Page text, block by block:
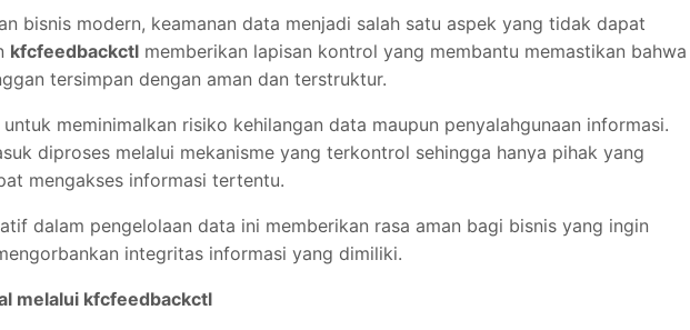
bisnis modern, keamanan data menjadi salah satu aspek yang tidak dapat
kfcfeedbackctl memberikan lapisan kontrol yang membantu memastikan bahwa
tersimpan dengan aman dan terstruktur.
meminimalkan risiko kehilangan data maupun penyalahgunaan informasi.
diproses melalui mekanisme yang terkontrol sehingga hanya pihak yang
mengakses informasi tertentu.
dalam pengelolaan data ini memberikan rasa aman bagi bisnis yang ingin
integritas informasi yang dimiliki.
melalui kfcfeedbackctl